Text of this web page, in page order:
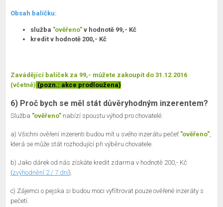
Obsah balíčku:
služba "ověřeno" v hodnotě 99,- Kč
kredit v hodnotě 200,- Kč
Zavádějící balíček za 99,- můžete zakoupit do 31.12.2016
(včetně) (pozn.: akce prodloužena)
6) Proč bych se měl stát důvěryhodným inzerentem?
Služba "ověřeno" nabízí spoustu výhod pro chovatelé:
a) Všichni ověření inzerenti budou mít u svého inzerátu pečeť"ověřeno"
která se může stát rozhodující při výběru chovatele.
b) Jako dárek od nás získáte kredit zdarma v hodnotě 200,- Kč
(zvýhodnění 2 / 7 dní)
c) Zájemci o pejska si budou moci vyfiltrovat pouze ověřené inzeráty s
pečetí.